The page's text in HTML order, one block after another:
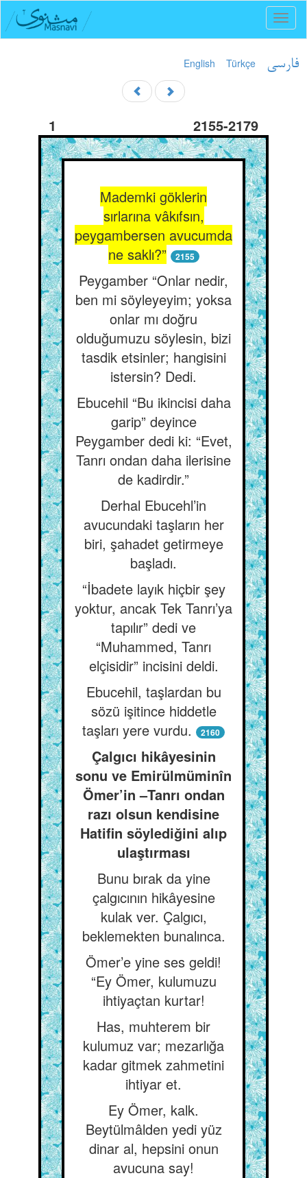
English Türkçe فارسی
1 2155-2179
Mademki göklerin
sırlarına vâkıfsın,
peygambersen avucumda
ne saklı?”
2155
Peygamber “Onlar nedir,
ben mi söyleyeyim; yoksa
onlar mı doğru
olduğumuzu söylesin, bizi
tasdik etsinler; hangisini
istersin? Dedi.
Ebucehil “Bu ikincisi daha
garip” deyince
Peygamber dedi ki: “Evet,
Tanrı ondan daha ilerisine
de kadirdir.”
Derhal Ebucehl’in
avucundaki taşların her
biri, şahadet getirmeye
başladı.
“İbadete layık hiçbir şey
yoktur, ancak Tek Tanrı’ya
tapılır” dedi ve
“Muhammed, Tanrı
elçisidir” incisini deldi.
Ebucehil, taşlardan bu
sözü işitince hiddetle
taşları yere vurdu.
2160
Çalgıcı hikâyesinin
sonu ve Emirülmüminîn
Ömer’in –Tanrı ondan
razı olsun kendisine
Hatifin söylediğini alıp
ulaştırması
Bunu bırak da yine
çalgıcının hikâyesine
kulak ver. Çalgıcı,
beklemekten bunalınca.
Ömer’e yine ses geldi!
“Ey Ömer, kulumuzu
ihtiyaçtan kurtar!
Has, muhterem bir
kulumuz var; mezarlığa
kadar gitmek zahmetini
ihtiyar et.
Ey Ömer, kalk.
Beytülmâlden yedi yüz
dinar al, hepsini onun
avucuna say!